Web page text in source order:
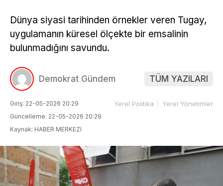
Dünya siyasi tarihinden örnekler veren Tugay,
uygulamanın küresel ölçekte bir emsalinin
bulunmadığını savundu.
Demokrat Gündem TÜM YAZILARI
Giriş: 22-05-2026 20:29
Güncelleme: 22-05-2026 20:29
Kaynak: HABER MERKEZI
Yerel Politika Yerel Yönetimler